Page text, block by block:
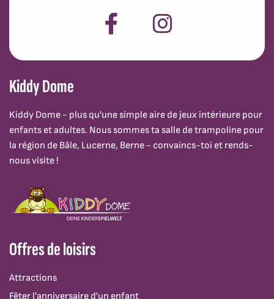
Kiddy Dome
Kiddy Dome - plus qu'une simple aire de jeux intérieure pour
enfants et adultes. Nous sommes ta salle de trampoline pour
la région de Bâle, Lucerne, Berne - convaincs-toi et rends-
nous visite !
Offres de loisirs
Attractions
Fêter l'anniversaire d'un enfant